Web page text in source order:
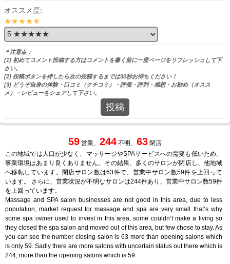
オススメ度:
★★★★★
＊注意点：
[1] 初めてコメント投稿する方はコメントを書く前に一度ページをリフレッシュして下
さい。
[2] 投稿ボタンを押したら次の投稿するまでは30秒お待ちください！
[3] どうぞ自身の体験・口コミ（クチコミ）・評価・評判・感想・お勧め（オスス
メ）・レビューをシェアして下さい。
投稿
59 営業、 244 不明、 63 閉店
この地域では人口が少なく、マッサージやSPAサービスへの需要も低いため、
事業環境はあまり良くありません。その結果、多くのサロンが閉店し、他地域
へ移転しています。閉店サロン数は63件で、営業中サロン数59件を上回って
います。 さらに、営業状況が不明なサロンは244件あり、営業中サロン数59件
を上回っています。
Massage and SPA salon businesses are not good in this area, due to less
population, market request for massage and spa are very small that’s why
some spa owner used to invest in this area, some couldn’t make a living so
they closed the spa salon and moved out of this area, but few chose to stay. As
you can see the number closing salon is 63 more than opening salons which
is only 59. Sadly there are more salons with uncertain status out there which is
244, more than the opening salons which is 59.